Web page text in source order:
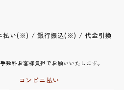
払い(※) / 銀行振込(※) / 代金引換
料お客様負担でお願いいたします。
コンビニ払い